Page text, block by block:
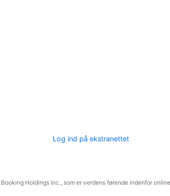
Log ind på ekstranettet
Holdings Inc., som er verdens førende indenfor